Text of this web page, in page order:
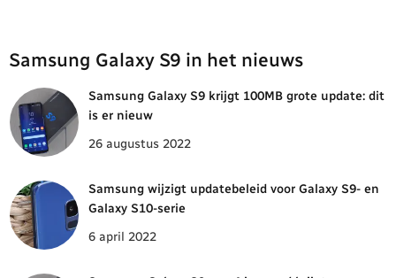
Samsung Galaxy S9 in het nieuws
Samsung Galaxy S9 krijgt 100MB grote update: dit
is er nieuw
26 augustus 2022
Samsung wijzigt updatebeleid voor Galaxy S9- en
Galaxy S10-serie
6 april 2022